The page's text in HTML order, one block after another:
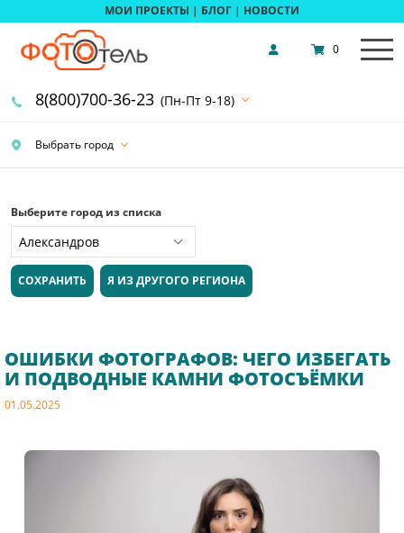
МОИ ПРОЕКТЫ | БЛОГ | НОВОСТИ
Выбрать город
8(800)700-36-23 (Пн-Пт 9-18)
0
Выберите город из списка
СОХРАНИТЬ Я ИЗ ДРУГОГО РЕГИОНА
ОШИБКИ ФОТОГРАФОВ: ЧЕГО ИЗБЕГАТЬ
И ПОДВОДНЫЕ КАМНИ ФОТОСЪЁМКИ
01.05.2025